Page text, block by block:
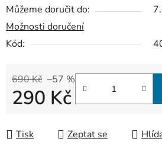
Můžeme doručit do:
Možnosti doručení
Kód:
690 Kč –57 %
290 Kč
Tisk Zeptat se